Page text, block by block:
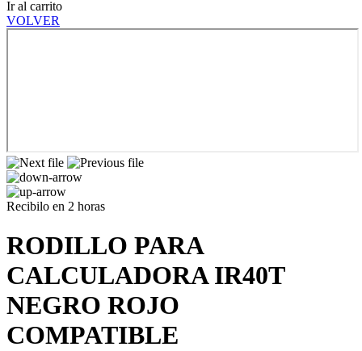
Ir al carrito
VOLVER
Recibilo en 2 horas
RODILLO PARA
CALCULADORA IR40T
NEGRO ROJO
COMPATIBLE